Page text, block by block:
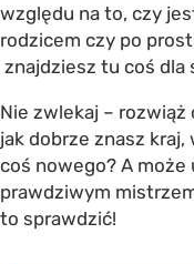
względu na to, czy
rodzicem czy po
znajdziesz tu coś dla
Nie zwlekaj – rozwiąż
jak dobrze znasz
coś nowego? A
prawdziwym
to sprawdzić!